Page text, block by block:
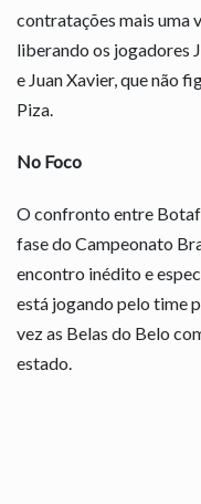
contratações mais uma
liberando os jogadores
e Juan Xavier, que não
Piza.
No Foco
O confronto entre
fase do Campeonato
encontro inédito e
está jogando pelo time
vez as Belas do Belo
estado.